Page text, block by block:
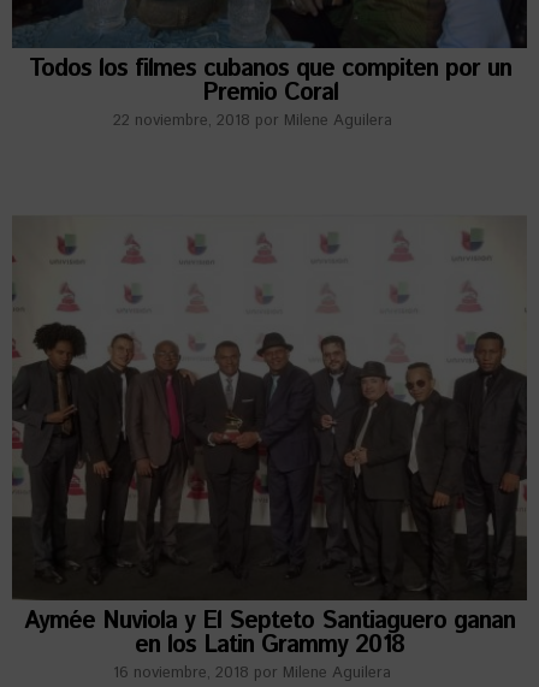
Todos los filmes cubanos que compiten por un
Premio Coral
22 noviembre, 2018 por Milene Aguilera
Aymée Nuviola y El Septeto Santiaguero ganan
en los Latin Grammy 2018
16 noviembre, 2018 por Milene Aguilera